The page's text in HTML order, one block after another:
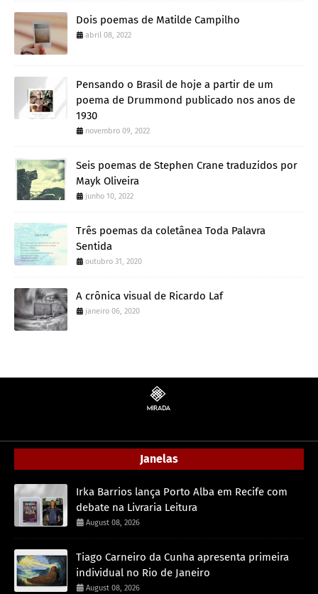
Dois poemas de Matilde Campilho
abril 08, 2022
Pensando o Brasil de hoje a partir de um
poema de Drummond publicado nos anos de
1930
novembro 09, 2022
Seis poemas de Stephen Crane traduzidos por
Mayk Oliveira
junho 10, 2022
Três poemas da coletânea Toda Palavra
Sentida
outubro 31, 2020
A crônica visual de Ricardo Laf
janeiro 06, 2020
Janelas
Irka Barrios lança Porto Alba em Recife com
debate na Livraria Leitura
August 08, 2026
Tiago Carneiro da Cunha apresenta primeira
individual no Rio de Janeiro
August 08, 2026